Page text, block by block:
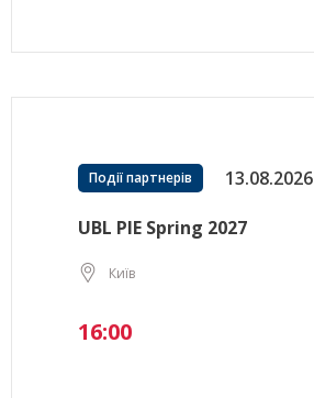
Події партнерів 13.08.2026
UBL PIE Spring 2027
Київ
16:00